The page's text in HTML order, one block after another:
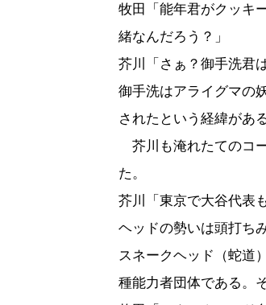
牧田「能年君がクッキ
緒なんだろう？」
芥川「さぁ？御手洗君
御手洗はアライグマの
されたという経緯がある
芥川も淹れたてのコ
た。
芥川「東京で大谷代表
ヘッドの勢いは頭打ち
スネークヘッド（蛇道
種能力者団体である。